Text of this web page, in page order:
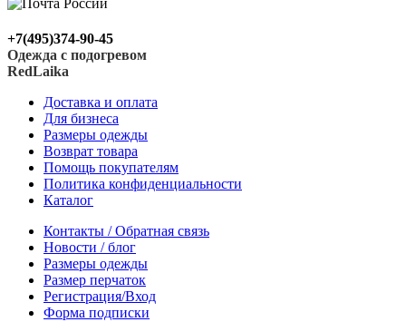
+7(495)374-90-45
Одежда с подогревом
RedLaika
Доставка и оплата
Для бизнеса
Размеры одежды
Возврат товара
Помощь покупателям
Политика конфиденциальности
Каталог
Контакты / Обратная связь
Новости / блог
Размеры одежды
Размер перчаток
Регистрация/Вход
Форма подписки